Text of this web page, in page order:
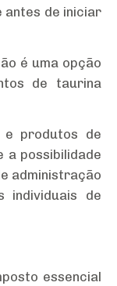
antes de iniciar
é uma opção
de taurina
e produtos de
a possibilidade
administração
individuais de
essencial